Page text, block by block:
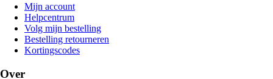
Mijn account
Helpcentrum
Volg mijn bestelling
Bestelling retourneren
Kortingscodes
Over